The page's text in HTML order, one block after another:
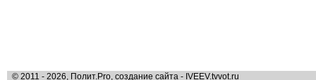
© 2011 - 2026, Полит.Pro, создание сайта - IVEEV.tvvot.ru